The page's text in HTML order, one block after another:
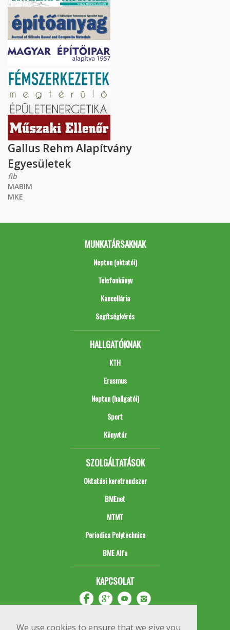
We use cookies to ensure that we give you
Gallus Rehm Alapítvány
Egyesületek
fib
MABIM
MKE
MUNKATÁRSAKNAK
Neptun (oktatói)
Telefonkönyv
Kancellária
Segítségkérés
HALLGATÓKNAK
KTH
Erasmus
Neptun (hallgatói)
Sport
Könyvtár
SZOLGÁLTATÁSOK
Oktatási keretrendszer
BMEnet
MTMT
Periodica Polytechnica
BME Alfa
KAPCSOLAT